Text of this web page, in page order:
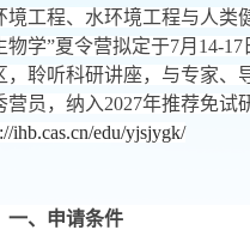
境工程、水环境工程与人类
物学”夏令营拟定于7月 14-17
，聆听科研讲座，与专家
营员，纳入2027年推荐免试
ihb.cas.cn/edu/yjsjygk/
一、申请条件